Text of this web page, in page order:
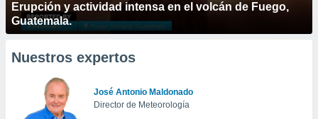
Erupción y actividad intensa en el volcán de Fuego,
Guatemala.
Nuestros expertos
José Antonio Maldonado
Director de Meteorología